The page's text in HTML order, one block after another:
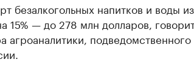
безалкогольных напитков и воды
15% — до 278 млн долларов,
агроаналитики,